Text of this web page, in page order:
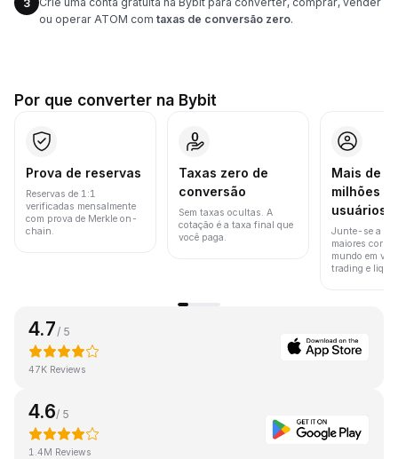
3
ou operar ATOM com taxas de conversão zero.
Por que converter na Bybit
Prova de reservas
Reservas de 1:1
verificadas mensalmente
com prova de Merkle on-
chain.
Taxas zero de
conversão
Sem taxas ocultas. A
cotação é a taxa final que
você paga.
Mais de
milhões
usuários
Junte-se a
maiores
mundo em
trading e
4.7 / 5
47K Reviews
4.6/ 5
1.4M Reviews